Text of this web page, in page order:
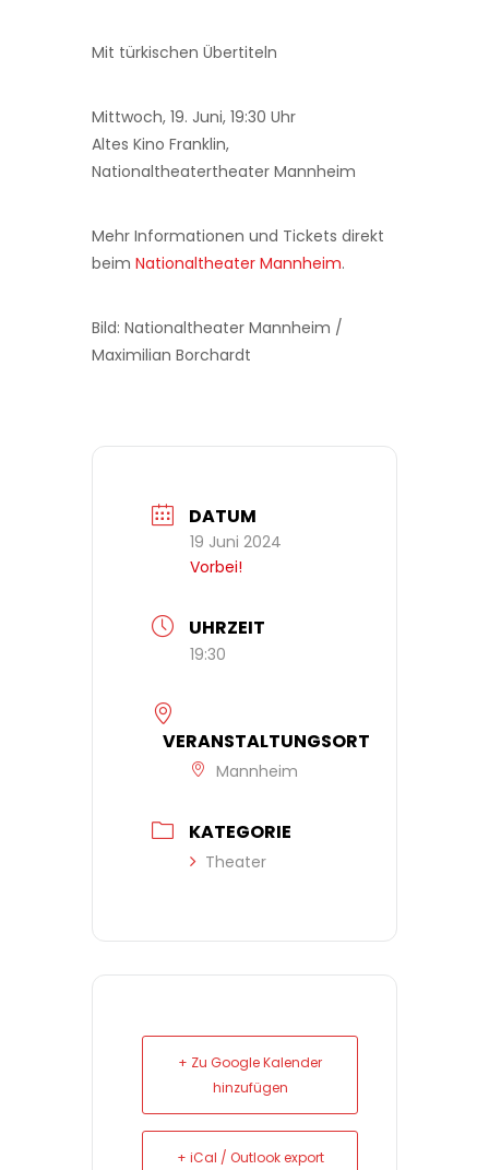
Mit türkischen Übertiteln
Mittwoch, 19. Juni, 19:30 Uhr
Altes Kino Franklin,
Nationaltheatertheater Mannheim
Mehr Informationen und Tickets direkt
beim Nationaltheater Mannheim.
Bild: Nationaltheater Mannheim /
Maximilian Borchardt
DATUM
19 Juni 2024
Vorbei!
UHRZEIT
19:30
VERANSTALTUNGSORT
Mannheim
KATEGORIE
Theater
+ Zu Google Kalender
hinzufügen
+ iCal / Outlook export